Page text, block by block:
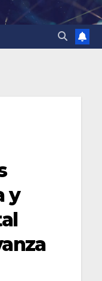
y